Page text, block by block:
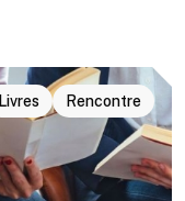
Livres Rencontre